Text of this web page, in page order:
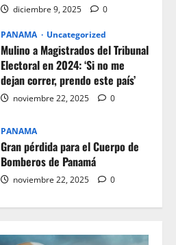
diciembre 9, 2025 0
PANAMA Uncategorized
Mulino a Magistrados del Tribunal
Electoral en 2024: ‘Si no me
dejan correr, prendo este país’
noviembre 22, 2025 0
PANAMA
Gran pérdida para el Cuerpo de
Bomberos de Panamá
noviembre 22, 2025 0